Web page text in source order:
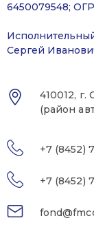
6450079548;
Сергей
410012, г.
(район
+7 (8452)
+7 (8452)